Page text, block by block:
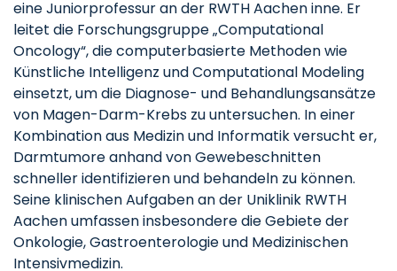
eine Juniorprofessur an der RWTH Aachen inne. Er
leitet die Forschungsgruppe „Computational
Oncology“, die computerbasierte Methoden wie
Künstliche Intelligenz und Computational Modeling
einsetzt, um die Diagnose- und Behandlungsansätze
von Magen-Darm-Krebs zu untersuchen. In einer
Kombination aus Medizin und Informatik versucht er,
Darmtumore anhand von Gewebeschnitten
schneller identifizieren und behandeln zu können.
Seine klinischen Aufgaben an der Uniklinik RWTH
Aachen umfassen insbesondere die Gebiete der
Onkologie, Gastroenterologie und Medizinischen
Intensivmedizin.